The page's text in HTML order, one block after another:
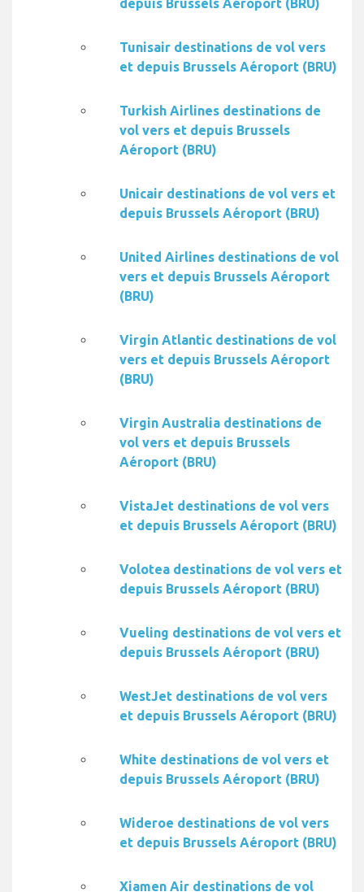
depuis Brussels Aéroport (BRU)
Tunisair destinations de vol vers
et depuis Brussels Aéroport (BRU)
Turkish Airlines destinations de
vol vers et depuis Brussels
Aéroport (BRU)
Unicair destinations de vol vers et
depuis Brussels Aéroport (BRU)
United Airlines destinations de vol
vers et depuis Brussels Aéroport
(BRU)
Virgin Atlantic destinations de vol
vers et depuis Brussels Aéroport
(BRU)
Virgin Australia destinations de
vol vers et depuis Brussels
Aéroport (BRU)
VistaJet destinations de vol vers
et depuis Brussels Aéroport (BRU)
Volotea destinations de vol vers et
depuis Brussels Aéroport (BRU)
Vueling destinations de vol vers et
depuis Brussels Aéroport (BRU)
WestJet destinations de vol vers
et depuis Brussels Aéroport (BRU)
White destinations de vol vers et
depuis Brussels Aéroport (BRU)
Wideroe destinations de vol vers
et depuis Brussels Aéroport (BRU)
Xiamen Air destinations de vol